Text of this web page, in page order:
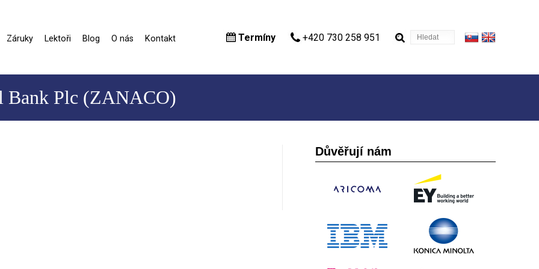
Záruky Lektoři Blog O nás Kontakt Hledat
Termíny +420 730 258 951
Bank Plc (ZANACO)
Důvěřují nám